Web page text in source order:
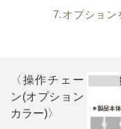
7.オプション
〈操作チェー
ン(オプション
カラー)〉